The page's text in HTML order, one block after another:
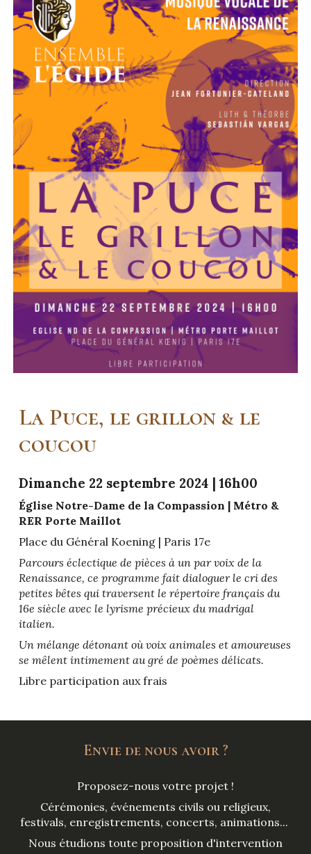
La Puce, le grillon & le
coucou
Dimanche 22 septembre 2024 | 16h00
Église Notre-Dame de la Compassion | Métro &
RER Porte Maillot
Place du Général Koening | Paris 17e
Parcours éclectique de pièces à un par voix de la
Renaissance, ce programme fait dialoguer le cri des
petites bêtes qui traversent le répertoire français du
16e siècle avec le lyrisme précieux du madrigal
italien.
Un mélange détonant où voix animales et amoureuses
se mêlent intimement au gré de poèmes délicats.
Libre participation aux frais
Envie de nous avoir ?
Proposez-nous votre projet !
Cérémonies, événements civils ou religieux,
festivals, enregistrements, concerts, animations...
Nous étudions toute proposition d'intervention